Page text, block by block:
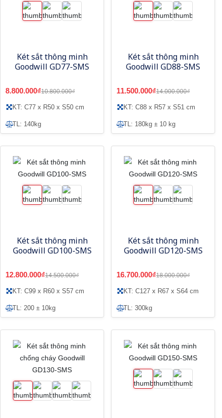
Két sắt thông minh
Goodwill GD77-SMS
8.800.000₫10.800.000₫
KT: C77 x R50 x S50 cm
TL: 140kg
Két sắt thông minh
Goodwill GD88-SMS
11.500.000₫14.000.000₫
KT: C88 x R57 x S51 cm
TL: 180kg ± 10 kg
Két sắt thông minh
Goodwill GD100-SMS
12.800.000₫14.500.000₫
KT: C99 x R60 x S57 cm
TL: 200 ± 10kg
Két sắt thông minh
Goodwill GD120-SMS
16.700.000₫18.000.000₫
KT: C127 x R67 x S64 cm
TL: 300kg